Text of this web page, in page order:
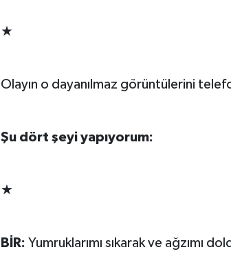
★
Olayın o dayanılmaz görüntülerini
Şu dört şeyi yapıyorum:
★
BİR: Yumruklarımı sıkarak ve ağzımı